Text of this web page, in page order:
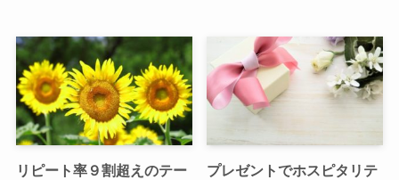
リピート率９割超えのテー
プレゼントでホスピタリテ